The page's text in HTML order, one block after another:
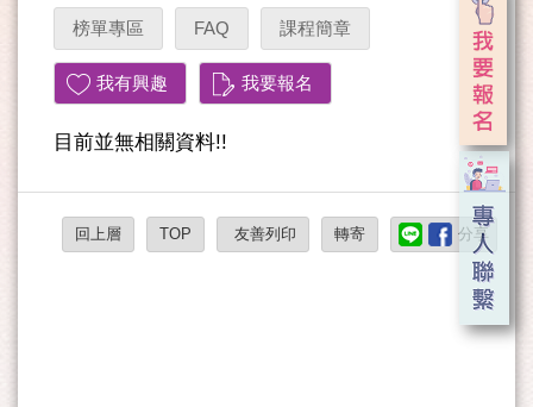
榜單專區 FAQ 課程簡章
我有興趣 我要報名
目前並無相關資料!!
回上層 TOP 友善列印 轉寄 分享